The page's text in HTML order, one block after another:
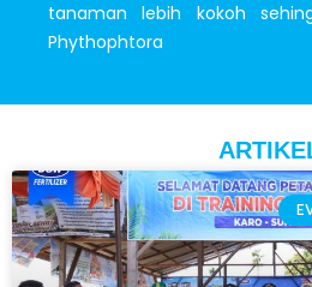
tanaman lebih kokoh
Phythophtora